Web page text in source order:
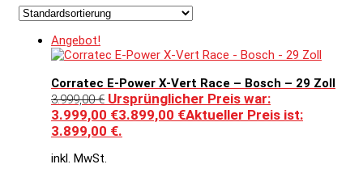
Angebot!
Corratec E-Power X-Vert Race – Bosch – 29 Zoll
3.999,00€ Ursprünglicher Preis war:
3.999,00 €3.899,00 €Aktueller Preis ist:
3.899,00 €.
inkl. MwSt.